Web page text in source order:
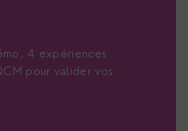
4 expériences
pour valider vos